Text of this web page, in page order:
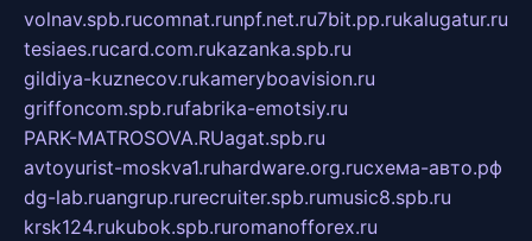
volnav.spb.rucomnat.runpf.net.ru7bit.pp.rukalugatur.ru
tesiaes.rucard.com.rukazanka.spb.ru
gildiya-kuznecov.rukameryboavision.ru
griffoncom.spb.rufabrika-emotsiy.ru
PARK-MATROSOVA.RUagat.spb.ru
avtoyurist-moskva1.ruhardware.org.ruсхема-авто.рф
dg-lab.ruangrup.rurecruiter.spb.rumusic8.spb.ru
krsk124.rukubok.spb.ruromanofforex.ru